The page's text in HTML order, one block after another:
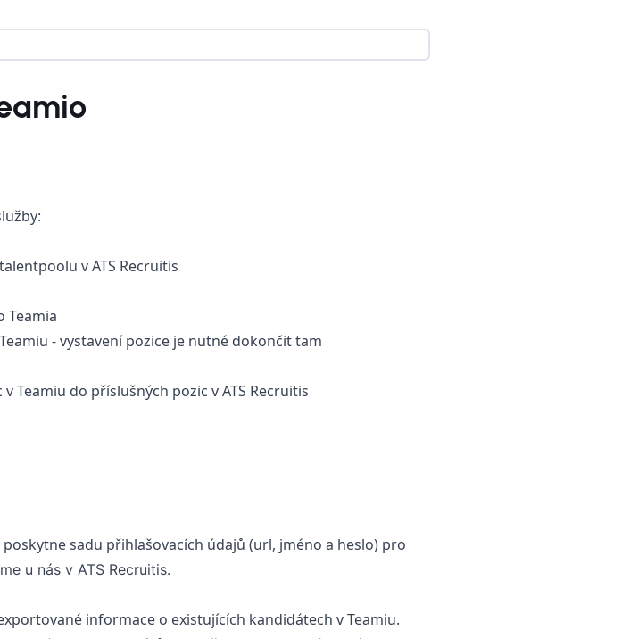
v ATS Recruitis
Teamia
- vystavení pozice je nutné dokončit tam
do příslušných pozic v ATS Recruitis
sadu přihlašovacích údajů (url, jméno a heslo) pro
u nás v ATS Recruitis.
informace o existujících kandidátech v Teamiu.